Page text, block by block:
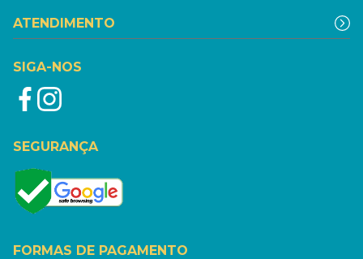
ATENDIMENTO
SIGA-NOS
SEGURANÇA
FORMAS DE PAGAMENTO